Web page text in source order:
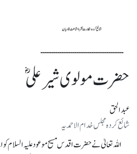
حضرت مولوی شیر علی ؓ
عبدالحق
شائع کرده مجلس خدام الاحمدیہ
اللہ تعالیٰ نے حضرت اقدس مسیح موعود علیہ